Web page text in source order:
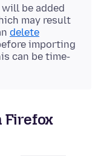
be added
may result
delete
importing
can be time-
Firefox